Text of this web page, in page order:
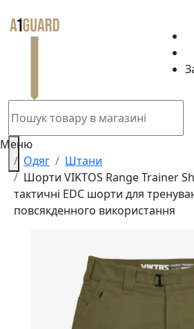
Меню
Одяг
Штани
Шорти VIKTOS Range Trainer
тактичні EDC шорти для
повсякденного використання